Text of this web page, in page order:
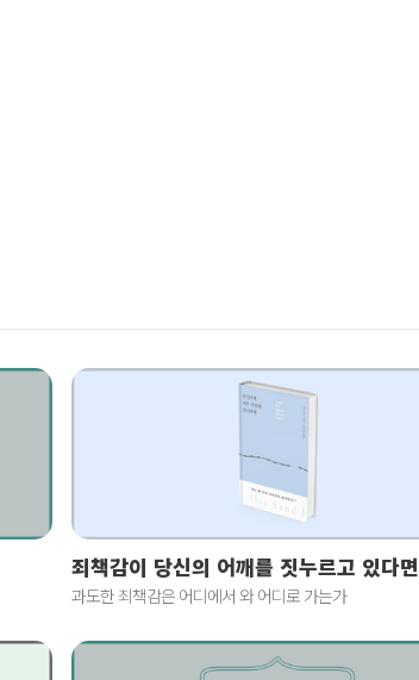
죄책감이 당신의 어깨를 짓누르고 있다면
과도한 죄책감은 어디에서 와 어디로 가는가